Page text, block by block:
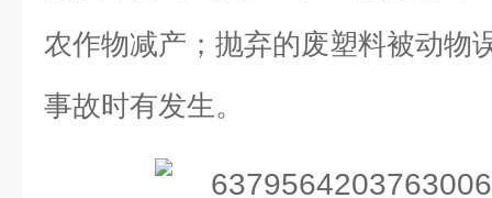
农作物减产；抛弃的废塑料被动物
事故时有发生。